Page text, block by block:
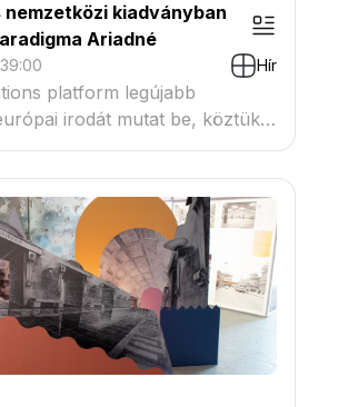
nemzetközi kiadványban
Ariadné
Hír
platform legújabb
irodát mutat be, köztük